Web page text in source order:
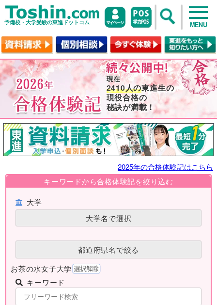
予備校・大学受験の東進ドットコム MENU
2410人の東進生の
現役合格の
秘訣が満載！
2025年の合格体験記はこちら
キーワードから合格体験記を絞り込む
大学
大学名で選択
都道府県名で絞る
お茶の水女子大学
キーワード